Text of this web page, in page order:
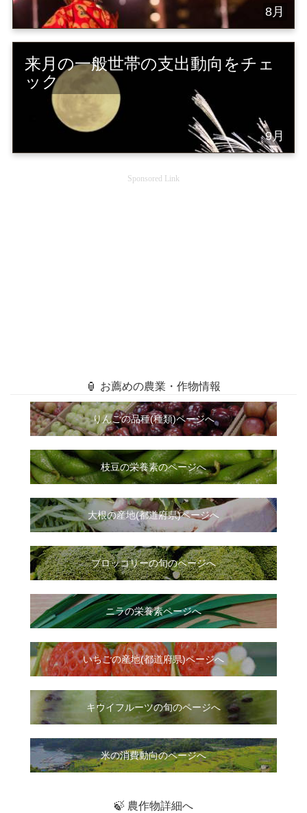
8月
来月の一般世帯の支出動向をチェ
ック
9月
Sponsored Link
🏮 お薦めの農業・作物情報
りんごの品種(種類)ページへ
枝豆の栄養素のページへ
大根の産地(都道府県)ページへ
ブロッコリーの旬のページへ
ニラの栄養素ページへ
いちごの産地(都道府県)ページへ
キウイフルーツの旬のページへ
米の消費動向のページへ
🍃 農作物詳細へ